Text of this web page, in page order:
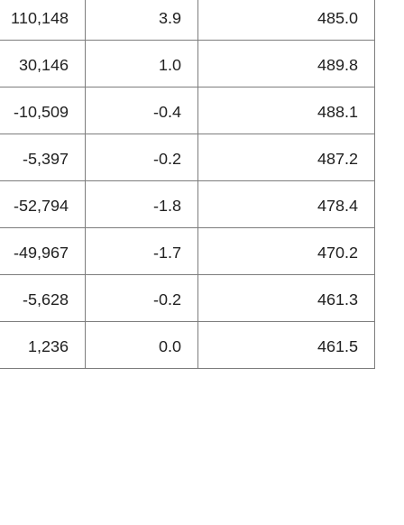
110,148 3.9 485.0
30,146 1.0 489.8
-10,509 -0.4 488.1
-5,397 -0.2 487.2
-52,794 -1.8 478.4
-49,967 -1.7 470.2
-5,628 -0.2 461.3
1,236 0.0 461.5